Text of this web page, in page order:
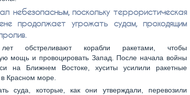
небезопасным, поскольку террористическая
продолжает угрожать судам, проходящим
обстреливают корабли ракетами, чтобы
мощь и провоцировать Запад. После начала войны
на Ближнем Востоке, хуситы усилили ракетные
Красном море.
суда, которые, как они утверждали, перевозили